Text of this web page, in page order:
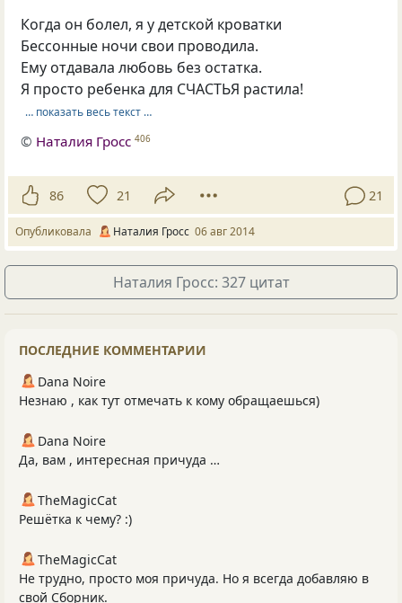
Когда он болел, я у детской кроватки
Бессонные ночи свои проводила.
Ему отдавала любовь без остатка.
Я просто ребенка для СЧАСТЬЯ растила!
… показать весь текст …
© Наталия Гросс 406
86 21 21
Опубликовала Наталия Гросс 06 авг 2014
Наталия Гросс: 327 цитат
ПОСЛЕДНИЕ КОММЕНТАРИИ
Dana Noire
Незнаю , как тут отмечать к кому обращаешься)
Dana Noire
Да, вам , интересная причуда …
TheMagicCat
Решётка к чему? :)
TheMagicCat
Не трудно, просто моя причуда. Но я всегда добавляю в
свой Сборник.